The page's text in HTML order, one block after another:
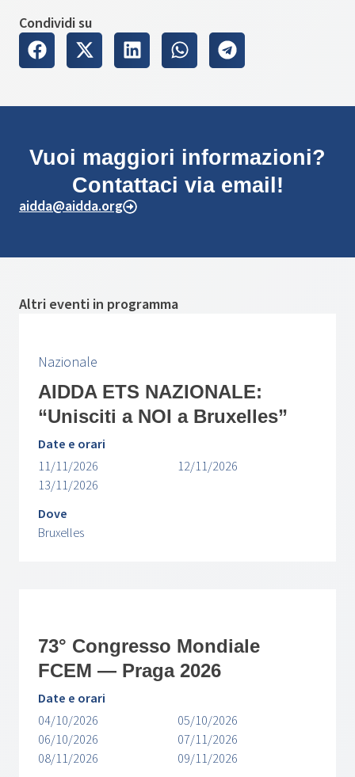
Condividi su
Vuoi maggiori informazioni?
Contattaci via email!
aidda@aidda.org
Altri eventi in programma
Nazionale
AIDDA ETS NAZIONALE:
“Unisciti a NOI a Bruxelles”
Date e orari
11/11/2026
12/11/2026
13/11/2026
Dove
Bruxelles
73° Congresso Mondiale
FCEM — Praga 2026
Date e orari
04/10/2026
05/10/2026
06/10/2026
07/11/2026
08/11/2026
09/11/2026